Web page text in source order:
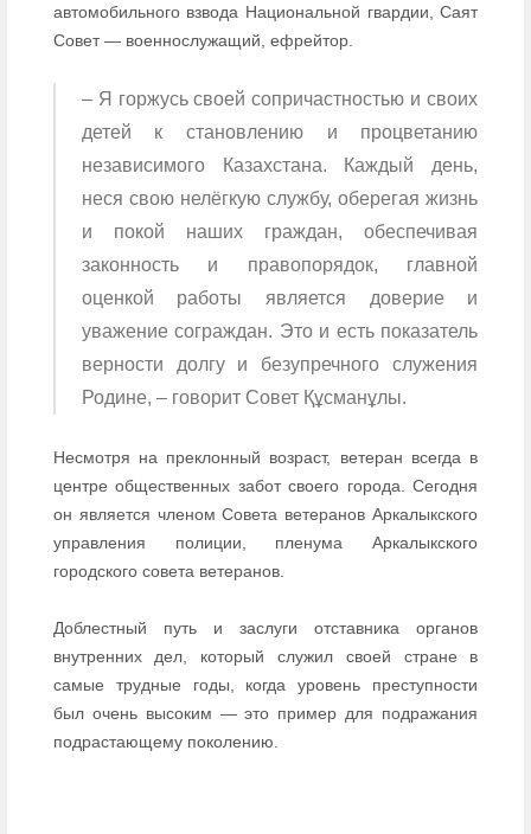
автомобильного взвода Национальной гвардии, Саят
Совет — военнослужащий, ефрейтор.
– Я горжусь своей сопричастностью и своих
детей к становлению и процветанию
независимого Казахстана. Каждый день,
неся свою нелёгкую службу, оберегая жизнь
и покой наших граждан, обеспечивая
законность и правопорядок, главной
оценкой работы является доверие и
уважение сограждан. Это и есть показатель
верности долгу и безупречного служения
Родине, – говорит Совет Құсманұлы.
Несмотря на преклонный возраст, ветеран всегда в
центре общественных забот своего города. Сегодня
он является членом Совета ветеранов Аркалыкского
управления полиции, пленума Аркалыкского
городского совета ветеранов.
Доблестный путь и заслуги отставника органов
внутренних дел, который служил своей стране в
самые трудные годы, когда уровень преступности
был очень высоким — это пример для подражания
подрастающему поколению.